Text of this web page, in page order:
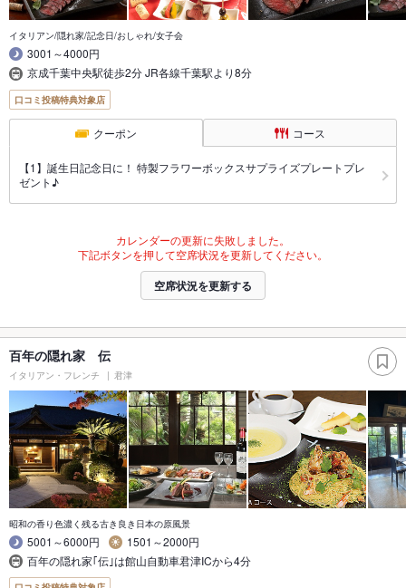
イタリアン/隠れ家/記念日/おしゃれ/女子会
3001～4000円
京成千葉中央駅徒歩2分 JR各線千葉駅より8分
口コミ投稿特典対象店
クーポン コース
【1】誕生日記念日に！ 特製フラワーボックスサプライズプレートプレ
ゼント♪
カレンダーの更新に失敗しました。
下記ボタンを押して空席状況を更新してください。
空席状況を更新する
百年の隠れ家 伝
イタリアン・フレンチ 君津
昭和の香り色濃く残る古き良き日本の原風景
5001～6000円
1501～2000円
百年の隠れ家｢伝｣は館山自動車君津ICから4分